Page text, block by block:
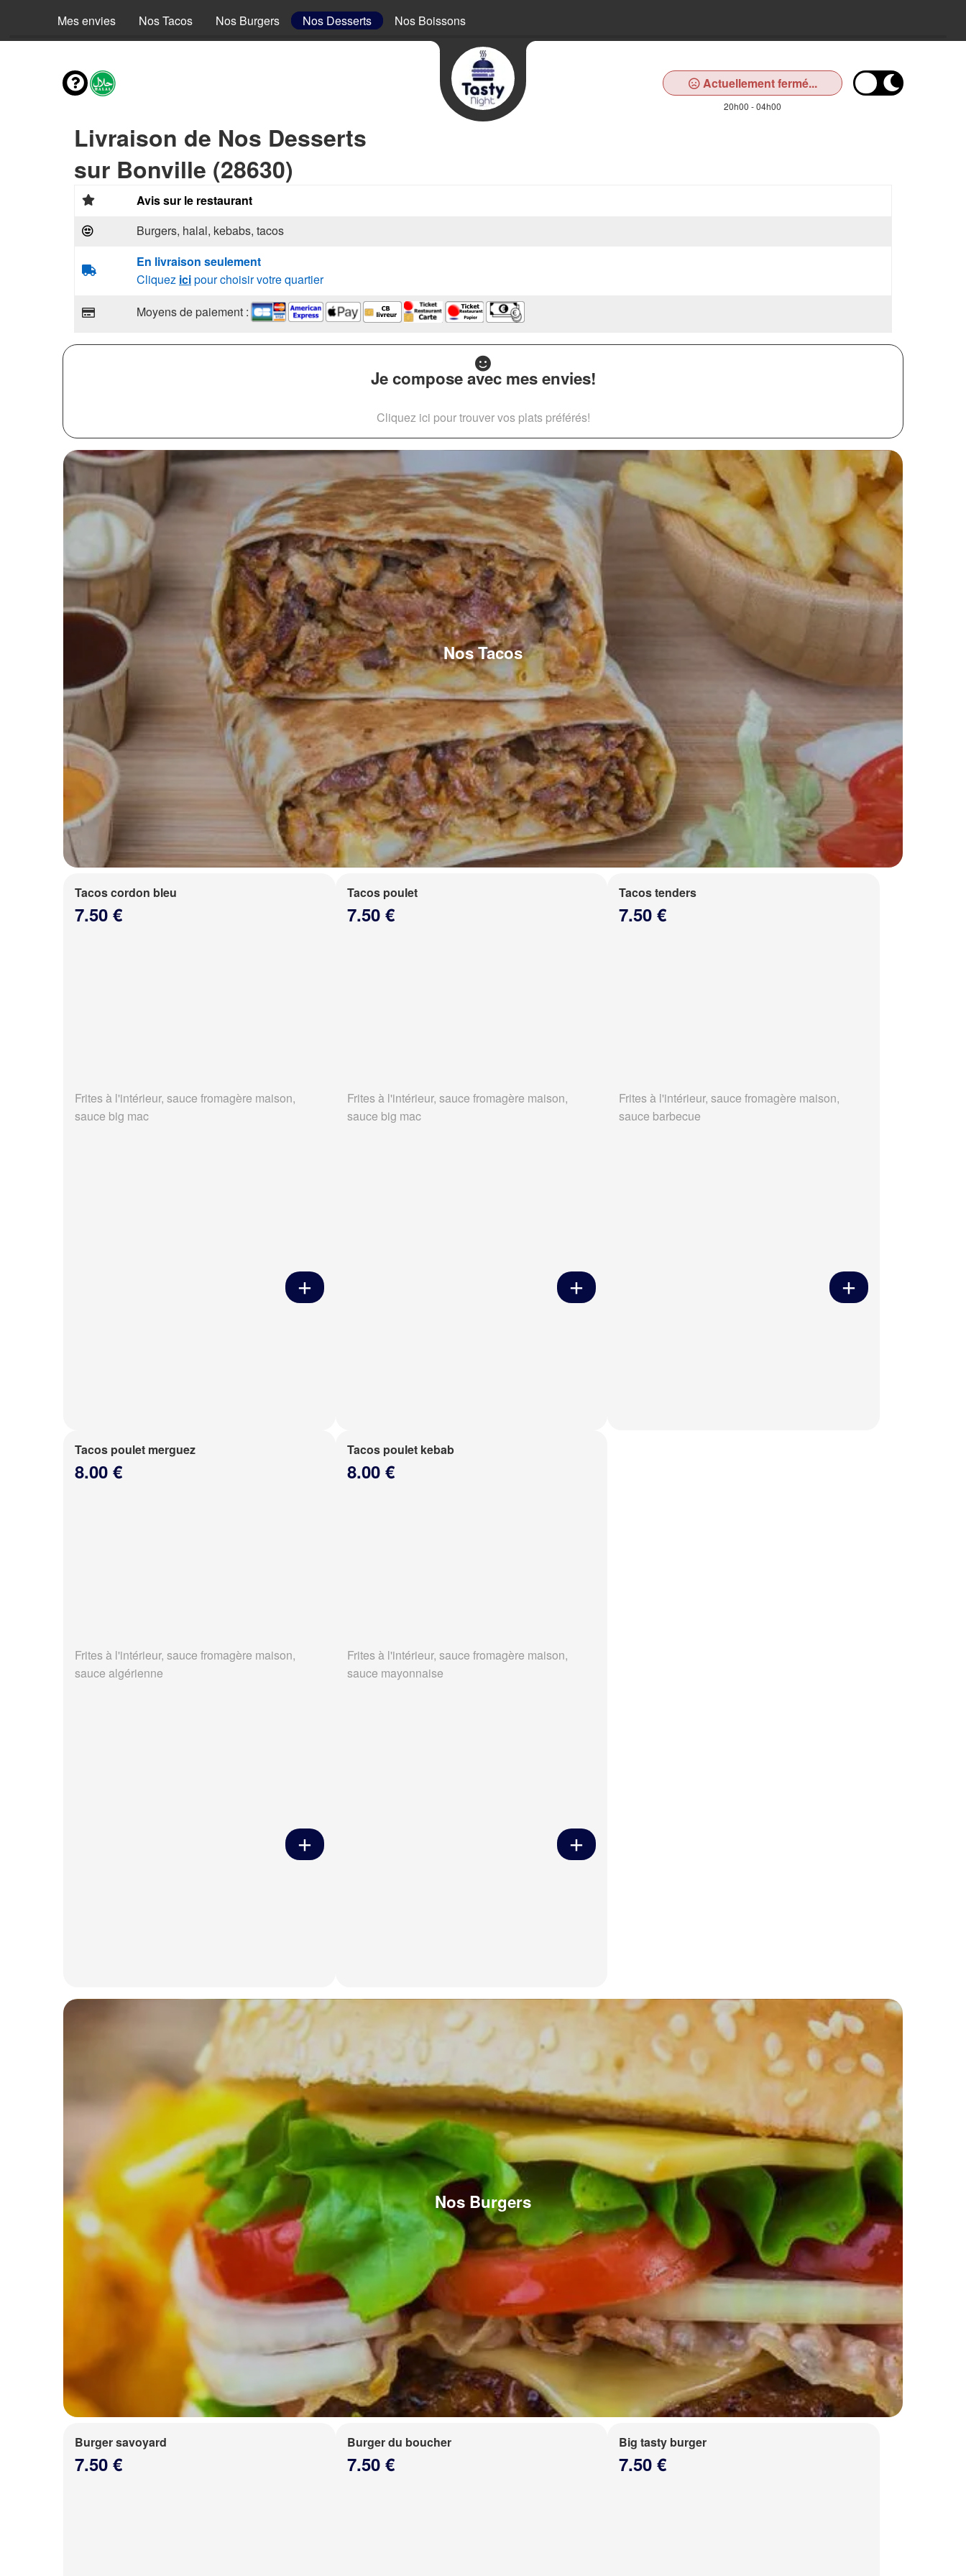
Mes envies Nos Tacos Nos Burgers Nos Desserts Nos Boissons
Actuellement fermé...
20h00 - 04h00
Livraison de Nos Desserts
sur Bonville (28630)
Avis sur le restaurant
Burgers, halal, kebabs, tacos
En livraison seulement
Cliquez icipour choisir votre quartier
Moyens de paiement :
Je compose avec mes envies!
Cliquez ici pour trouver vos plats préférés!
Nos Tacos
Tacos cordon bleu
7.50 €
Frites à l'intérieur, sauce fromagère maison,
sauce big mac
Tacos poulet
7.50 €
Frites à l'intérieur, sauce fromagère maison,
sauce big mac
Tacos tenders
7.50 €
Frites à l'intérieur, sauce fromagère maison,
sauce barbecue
Tacos poulet merguez
8.00 €
Frites à l'intérieur, sauce fromagère maison,
sauce algérienne
Tacos poulet kebab
8.00 €
Frites à l'intérieur, sauce fromagère maison,
sauce mayonnaise
Nos Burgers
Burger savoyard
7.50 €
Burger du boucher
7.50 €
Big tasty burger
7.50 €